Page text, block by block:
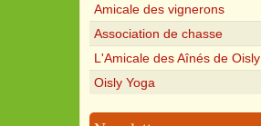
Amicale des vignerons
Association de chasse
L'Amicale des Aînés de Oisly
Oisly Yoga